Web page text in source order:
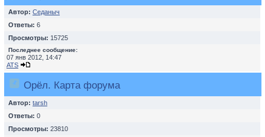
Автор: Седаныч
Ответы: 6
Просмотры: 15725
Последнее сообщение:
07 янв 2012, 14:47
ATS
Орёл. Карта форума
Автор: tarsh
Ответы: 0
Просмотры: 23810